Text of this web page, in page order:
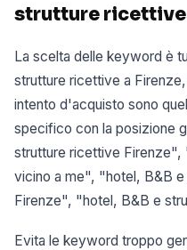
strutture ricettive
La scelta delle keyword è
strutture ricettive a
intento d'acquisto sono
specifico con la posizione
strutture ricettive
vicino a me", "hotel, B&B
Firenze", "hotel, B&B e
Evita le keyword troppo